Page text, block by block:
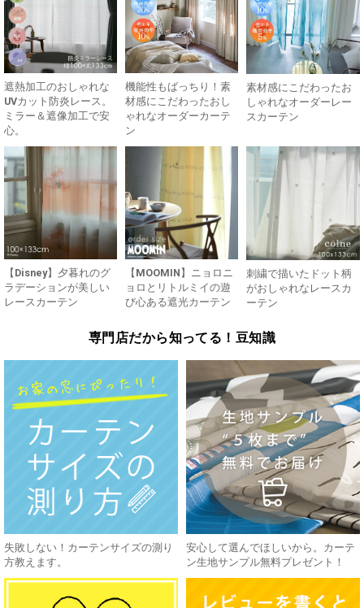
遮熱加工のおしゃれな
UVカット防炎レース。
ミラー＆遮像加工で安
心。
機能性もばっちり！素
材感にこだわったおし
ゃれなオーダーカーテ
ン
素材感にこだわったお
しゃれなオーダーレー
スカーテン
【Disney】夕暮れのグ
ラデーションが美しい
レースカーテン
【MOOMIN】ニョロニ
ョロとリトルミイの遊
び心ある遮光カーテン
刺繍で描いたドット柄
がおしゃれなレースカ
ーテン
専門店だから知ってる！豆知識
失敗しない！カーテンサイズの測り
方教えます。
安心して選んでほしいから。カーテ
ン生地サンプル無料プレゼント！